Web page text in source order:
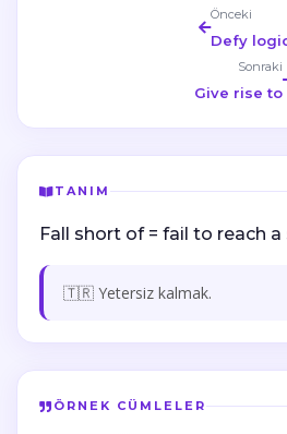
Önceki
Defy
Sonraki
Give rise to
TANIM
Fall short of = fail to reach
🇹🇷 Yetersiz kalmak.
ÖRNEK CÜMLELER